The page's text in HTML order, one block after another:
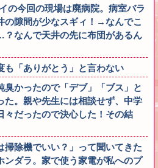
の今回の現場は廃病院。病室バラ
の隙間が少なスギィ！→なんでこ
なんで天井の先に布団があるん
も「ありがとう」と言わない
臭かったので「デブ」「ブス」と
た。親や先生には相談せず、中学
々だったので決心した！その結
掃除機でいい？」って聞いてきた
ンダラ。家で使う家電が私へのプ